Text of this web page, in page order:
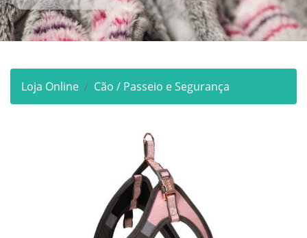
Loja Online Cão / Passeio e Segurança